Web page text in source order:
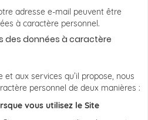
adresse e-mail peuvent être
à caractère personnel.
des données à caractère
et aux services qu’il propose, nous
personnel de deux manières :
vous utilisez le Site